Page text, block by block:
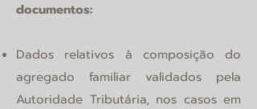
documentos:
Dados relativos à composição do
agregado familiar validados pela
Autoridade Tributária, nos casos em